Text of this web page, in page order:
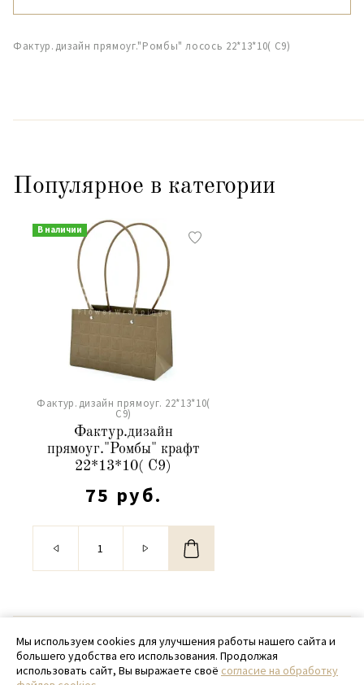
Фактур.дизайн прямоуг."Ромбы" лосось 22*13*10( С9)
Популярное в категории
В наличии
Фактур.дизайн прямоуг. 22*13*10(
С9)
Фактур.дизайн
прямоуг."Ромбы" крафт
22*13*10( С9)
75 руб.
© 2020 - 2026 SamPack
+ 7 (918) 699-97-87
Мы используем cookies для улучшения работы нашего сайта и
большего удобства его использования. Продолжая
использовать сайт, Вы выражаете своё согласие на обработку